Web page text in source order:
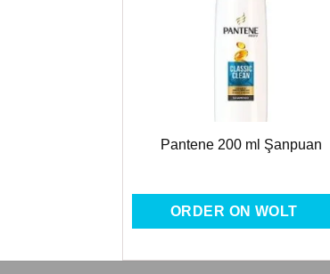
Pantene 200 ml Şanpuan
ORDER ON WOLT